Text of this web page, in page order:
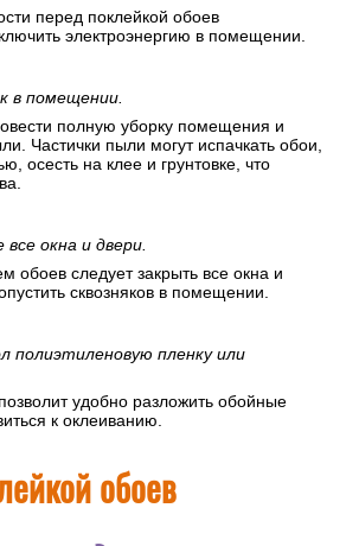
перед поклейкой обоев
электроэнергию в помещении.
в помещении.
полную уборку помещения и
Частички пыли могут испачкать обои,
осесть на клее и грунтовке, что
окна и двери.
обоев следует закрыть все окна и
сквозняков в помещении.
полиэтиленовую пленку или
удобно разложить обойные
к оклеиванию.
обоев